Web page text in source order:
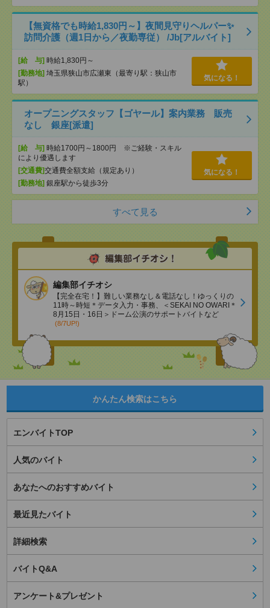
【無資格でも時給1,830円～】夜間見守りヘルパー✨
訪問介護（週1日から／夜勤専従） /Jb[アルバイト]
[給 与] 時給1,830円～
[勤務地] 埼玉県狭山市広瀬東（最寄り駅：狭山市
駅）
気になる！
オープニングスタッフ【ゴヤール】案内業務 販売
なし 銀座[派遣]
[給 与] 時給1700円～1800円 ※ご経験・スキル
により優遇します
[交通費]交通費全額支給（規定あり）
[勤務地] 銀座駅から徒歩3分
気になる！
すべて見る
編集部イチオシ
【完全在宅！】難しい業務なし＆電話なし！ゆっくりの
11時～時短＊データ入力・事務、＜SEKAI NO OWARI＊
8月15日・16日＞ドーム公演のサポートバイトなど
(8/7UP!)
かんたん検索はこちら
エンバイトTOP
人気のバイト
あなたへのおすすめバイト
最近見たバイト
詳細検索
バイトQ&A
アンケート&プレゼント